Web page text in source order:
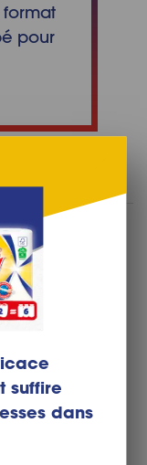
pour
utile ?
suffire
dans